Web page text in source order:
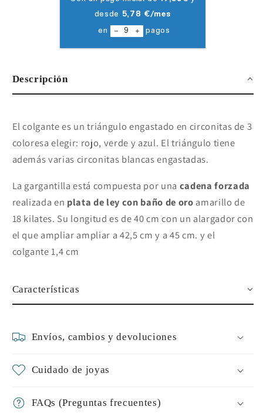
Descripción
El colgante es un triángulo engastado en circonitas de 3
coloresa elegir: rojo, verde y azul. El triángulo tiene
además varias circonitas blancas engastadas.
La gargantilla está compuesta por una cadena forzada
realizada en plata de ley con baño de oro amarillo de
18 kilates. Su longitud es de 40 cm con un alargador con
el que ampliar ampliar a 42,5 cm y a 45 cm. y el
colgante 1,4 cm
Características
Envíos, cambios y devoluciones
Cuidado de joyas
FAQs (Preguntas frecuentes)